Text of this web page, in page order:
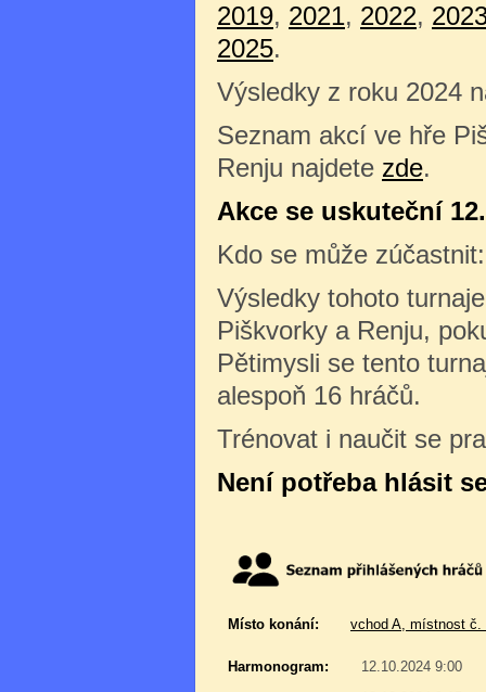
2019, 2021, 2022,
2025.
Výsledky z roku 2024
Seznam akcí ve hře
Renju najdete zde.
Akce se uskuteční
Kdo se může
Výsledky tohoto
Piškvorky a Renju,
Pětimysli se tento
alespoň 16 hráčů.
Trénovat i naučit se
Není potřeba hlásit
Místo konání: vchod A, místnost č.
Harmonogram:
12.10.2024 9:00